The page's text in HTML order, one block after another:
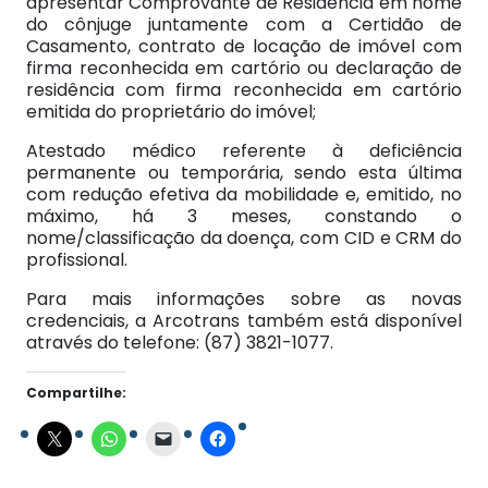
do cônjuge juntamente com a Certidão de
Casamento, contrato de locação de imóvel com
firma reconhecida em cartório ou declaração de
residência com firma reconhecida em cartório
emitida do proprietário do imóvel;
Atestado médico referente à deficiência
permanente ou temporária, sendo esta última
com redução efetiva da mobilidade e, emitido, no
máximo, há 3 meses, constando o
nome/classificação da doença, com CID e CRM do
profissional.
Para mais informações sobre as novas
credenciais, a Arcotrans também está disponível
através do telefone: (87) 3821-1077.
Compartilhe: